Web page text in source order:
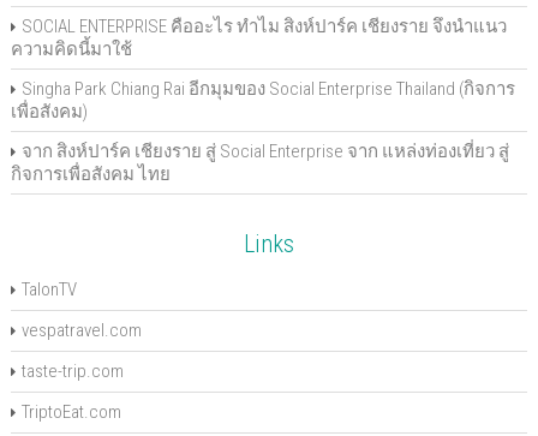
SOCIAL ENTERPRISE คืออะไร ทำไม สิงห์ปาร์ค เชียงราย จึงนำแนว
ความคิดนี้มาใช้
Singha Park Chiang Rai อีกมุมของ Social Enterprise Thailand (กิจการ
เพื่อสังคม)
จาก สิงห์ปาร์ค เชียงราย สู่ Social Enterprise จาก แหล่งท่องเที่ยว สู่
กิจการเพื่อสังคม ไทย
Links
TalonTV
vespatravel.com
taste-trip.com
TriptoEat.com